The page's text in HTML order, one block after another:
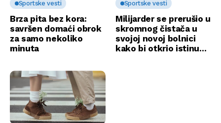
Sportske vesti
Brza pita bez kora:
savršen domaći obrok
za samo nekoliko
minuta
Sportske vesti
Milijarder se prerušio u
skromnog čistača u
svojoj novoj bolnici
kako bi otkrio istinu…